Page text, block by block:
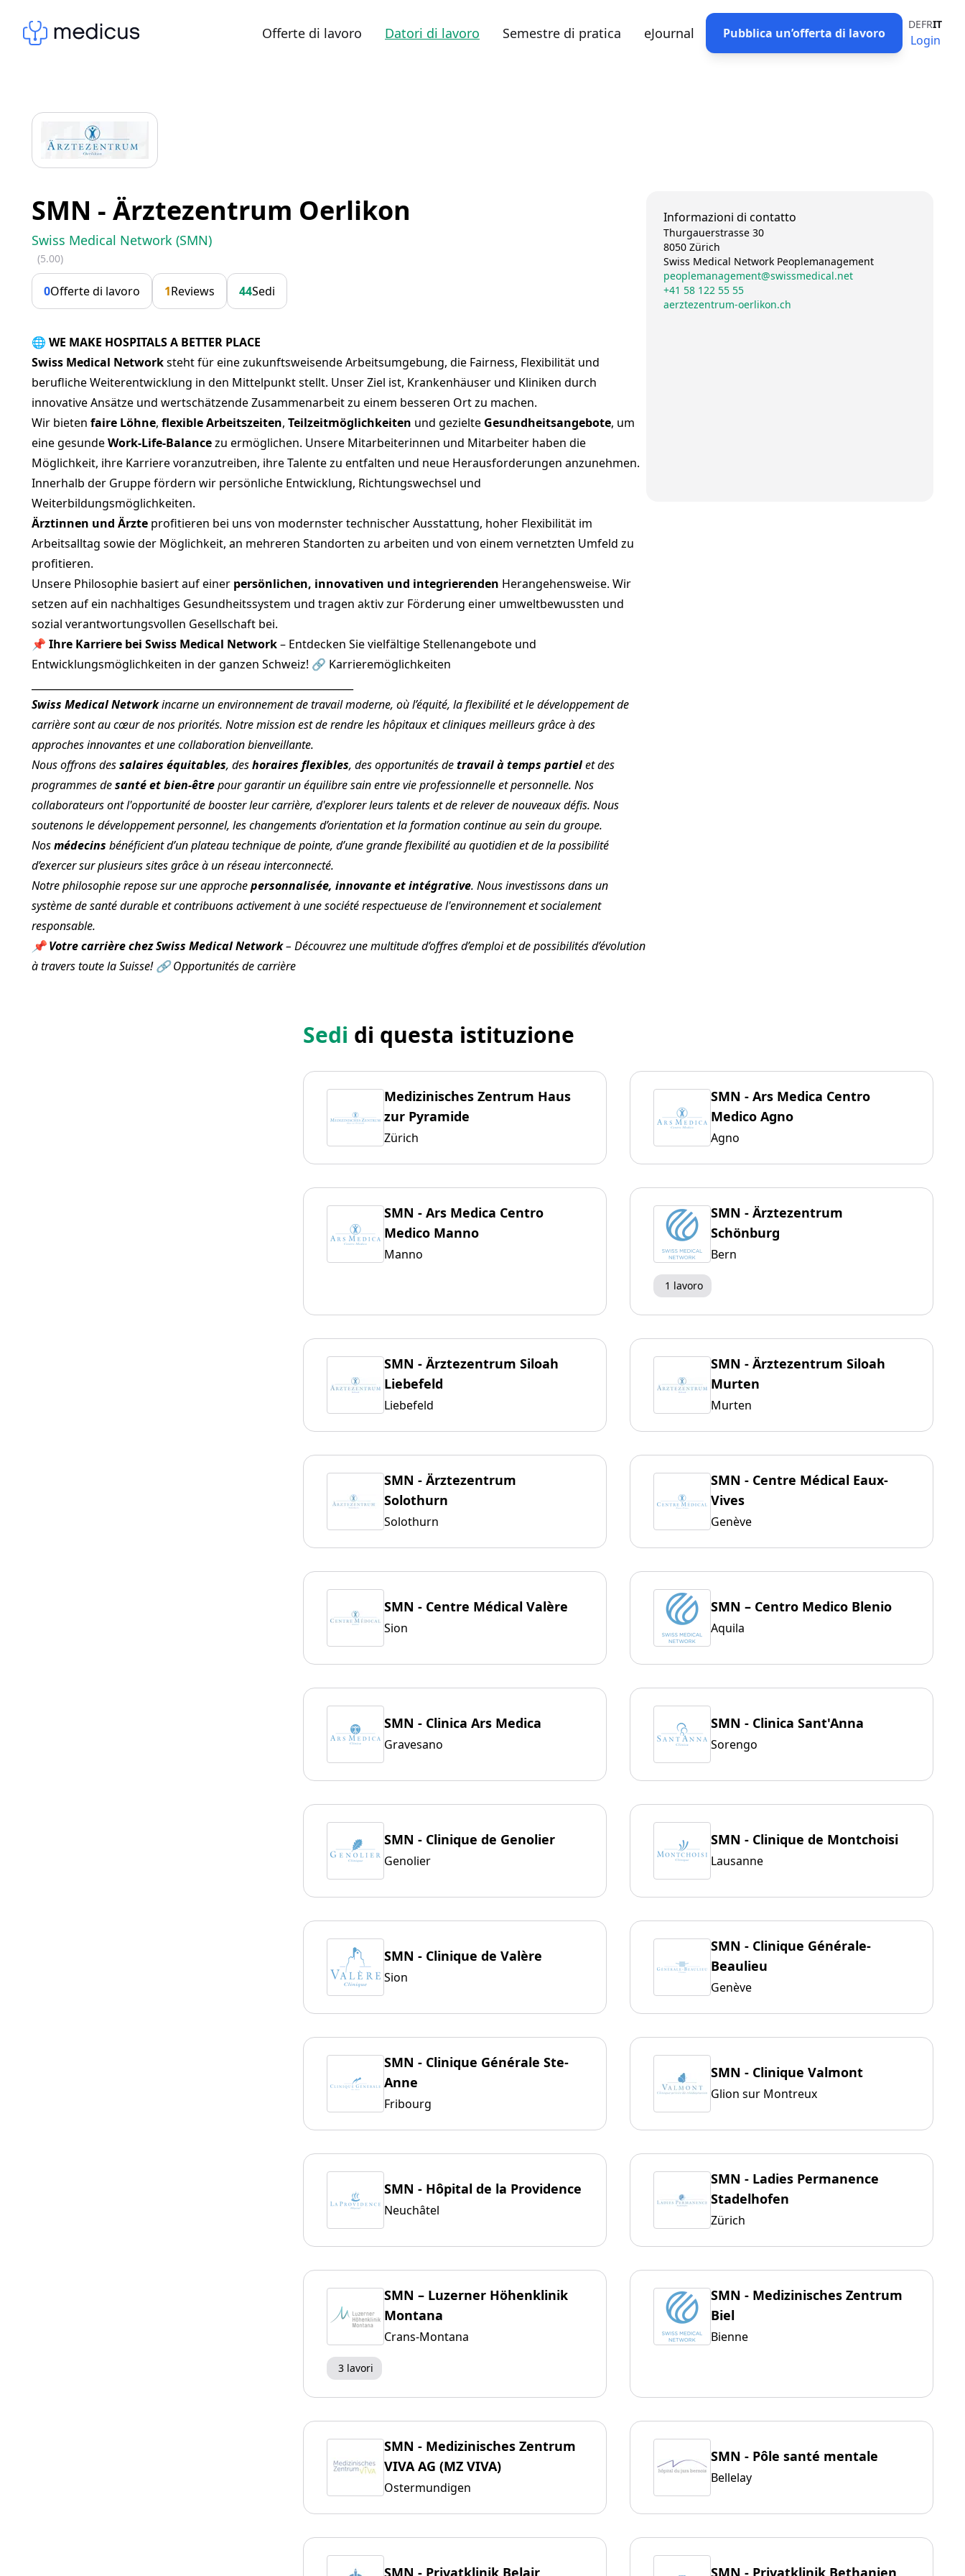
Offerte di lavoro Datori di lavoro Semestre di pratica eJournal Pubblica un’offerta di lavoro
DEFRIT
Login
SMN - Ärztezentrum Oerlikon
Swiss Medical Network (SMN)
(5.00)
0Offerte di lavoro 1Reviews 44Sedi
🌐 WE MAKE HOSPITALS A BETTER PLACE
Swiss Medical Networksteht für eine zukunftsweisende Arbeitsumgebung, die Fairness, Flexibilität und
berufliche Weiterentwicklung in den Mittelpunkt stellt. Unser Ziel ist, Krankenhäuser und Kliniken durch
innovative Ansätze und wertschätzende Zusammenarbeit zu einem besseren Ort zu machen.
Wir bieten faire Löhne, flexible Arbeitszeiten, Teilzeitmöglichkeiten und gezielte Gesundheitsangebote, um
eine gesundeWork-Life-Balancezu ermöglichen. Unsere Mitarbeiterinnen und Mitarbeiter haben die
Möglichkeit, ihre Karriere voranzutreiben, ihre Talente zu entfalten und neue Herausforderungen anzunehmen.
Innerhalb der Gruppe fördern wir persönliche Entwicklung, Richtungswechsel und
Weiterbildungsmöglichkeiten.
Ärztinnen und Ärzte profitieren bei uns von modernster technischer Ausstattung, hoher Flexibilität im
Arbeitsalltag sowie der Möglichkeit, an mehreren Standorten zu arbeiten und von einem vernetzten Umfeld zu
profitieren.
Unsere Philosophie basiert auf einer persönlichen, innovativen und integrierenden Herangehensweise. Wir
setzen auf ein nachhaltiges Gesundheitssystem und tragen aktiv zur Förderung einer umweltbewussten und
sozial verantwortungsvollen Gesellschaft bei.
📌 Ihre Karriere bei Swiss Medical Network– Entdecken Sie vielfältige Stellenangebote und
Entwicklungsmöglichkeiten in der ganzen Schweiz! 🔗 Karrieremöglichkeiten
Swiss Medical Networkincarne un environnement de travail moderne, où l’équité, la flexibilité et le développement de
carrière sont au cœur de nos priorités. Notre mission est de rendre les hôpitaux et cliniques meilleurs grâce à des
approches innovantes et une collaboration bienveillante.
Nous offrons dessalaires équitables, deshoraires flexibles, des opportunités detravail à temps partielet des
programmes desanté et bien-êtrepour garantir un équilibre sain entre vie professionnelle et personnelle. Nos
collaborateurs ont l'opportunité de booster leur carrière, d'explorer leurs talents et de relever de nouveaux défis. Nous
soutenons le développement personnel, les changements d’orientation et la formation continue au sein du groupe.
Nosmédecins bénéficient d’un plateau technique de pointe, d’une grande flexibilité au quotidien et de la possibilité
d’exercer sur plusieurs sites grâce à un réseau interconnecté.
Notre philosophie repose sur une approchepersonnalisée, innovante et intégrative. Nous investissons dans un
système de santé durable et contribuons activement à une société respectueuse de l'environnement et socialement
responsable.
📌Votre carrière chez Swiss Medical Network– Découvrez une multitude d’offres d’emploi et de possibilités d’évolution
à travers toute la Suisse! 🔗Opportunités de carrière
Informazioni di contatto
Thurgauerstrasse 30
8050 Zürich
Swiss Medical Network Peoplemanagement
peoplemanagement@swissmedical.net
+41 58 122 55 55
aerztezentrum-oerlikon.ch
Sedi di questa istituzione
Medizinisches Zentrum Haus
zur Pyramide
Zürich
SMN - Ars Medica Centro
Medico Agno
Agno
SMN - Ars Medica Centro
Medico Manno
Manno
SMN - Ärztezentrum
Schönburg
Bern
1 lavoro
SMN - Ärztezentrum Siloah
Liebefeld
Liebefeld
SMN - Ärztezentrum Siloah
Murten
Murten
SMN - Ärztezentrum
Solothurn
Solothurn
SMN - Centre Médical Eaux-
Vives
Genève
SMN - Centre Médical Valère
Sion
SMN – Centro Medico Blenio
Aquila
SMN - Clinica Ars Medica
Gravesano
SMN - Clinica Sant'Anna
Sorengo
SMN - Clinique de Genolier
Genolier
SMN - Clinique de Montchoisi
Lausanne
SMN - Clinique de Valère
Sion
SMN - Clinique Générale-
Beaulieu
Genève
SMN - Clinique Générale Ste-
Anne
Fribourg
SMN - Clinique Valmont
Glion sur Montreux
SMN - Hôpital de la Providence
Neuchâtel
SMN - Ladies Permanence
Stadelhofen
Zürich
SMN – Luzerner Höhenklinik
Montana
Crans-Montana
3 lavori
SMN - Medizinisches Zentrum
Biel
Bienne
SMN - Medizinisches Zentrum
VIVA AG (MZ VIVA)
Ostermundigen
SMN - Pôle santé mentale
Bellelay
SMN - Privatklinik Belair SMN - Privatklinik Bethanien